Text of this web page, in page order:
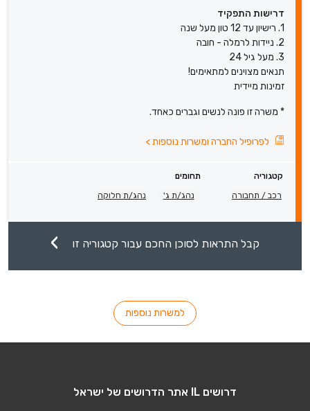
דרישות התפקיד
1. רישיון עד 12 טון מעל שנה
2. ניידות לרמלה - חובה
3. מעל גיל 24
תנאים מצוינים למתאימים!
זמינות מיידית
* משרה זו פונה לנשים וגברים כאחד.
לפרופיל החברה ומשרות נוספות>
קטגוריה
תחומים
רכב / תחבורה
נהג/ת ג' נהג/ת חלוקה
קבל התראות לסוכן החכם עבור קטגוריה זו
למשרות נוספות
דרושים IL אתר הדרושים של ישראל